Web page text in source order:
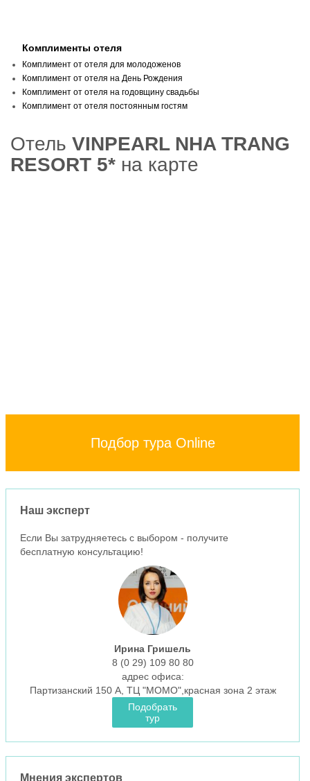
Комплименты отеля
Комплимент от отеля для молодоженов
Комплимент от отеля на День Рождения
Комплимент от отеля на годовщину свадьбы
Комплимент от отеля постоянным гостям
Отель VINPEARL NHA TRANG
RESORT 5* на карте
Подбор тура Online
Наш эксперт
Если Вы затрудняетесь с выбором - получите
бесплатную консультацию!
Ирина Гришель
8 (0 29) 109 80 80
aдрес офиса:
Партизанский 150 А, ТЦ "МОМО",красная зона 2 этаж
Подобрать
тур
Мнения экспертов